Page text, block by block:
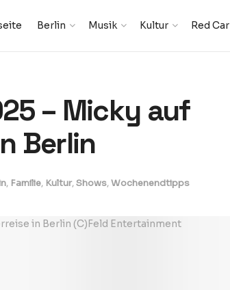
Berlin Musik Kultur Red
– Micky auf
Berlin
, Familie, Kultur,Shows,Wochenendtipps